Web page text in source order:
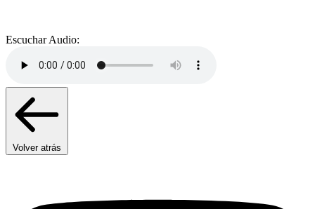
Escuchar Audio:
Volver atrás